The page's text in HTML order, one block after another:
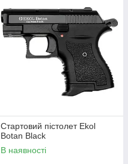
Стартовий пістолет Ekol
Botan Black
В наявності